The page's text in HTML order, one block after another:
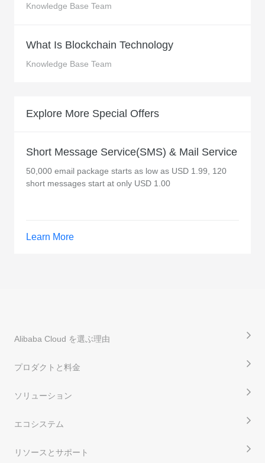
Knowledge Base Team
What Is Blockchain Technology
Knowledge Base Team
Explore More Special Offers
Short Message Service(SMS) & Mail Service
50,000 email package starts as low as USD 1.99, 120
short messages start at only USD 1.00
Learn More
Alibaba Cloud を選ぶ理由
プロダクトと料金
ソリューション
エコシステム
リソースとサポート